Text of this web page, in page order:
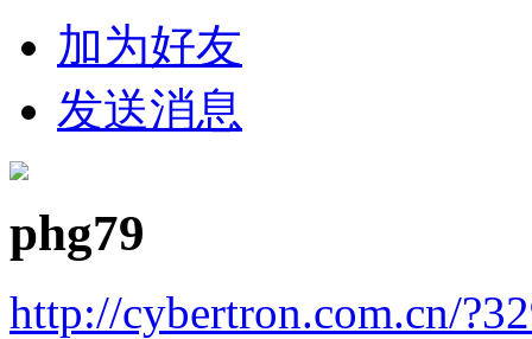
加为好友
发送消息
phg79
http://cybertron.com.cn/